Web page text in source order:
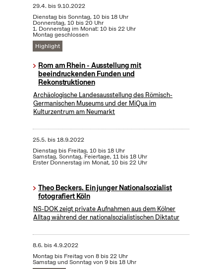
29.4. bis9.10.2022
Dienstag bis Sonntag, 10 bis 18 Uhr
Donnerstag, 10 bis 20 Uhr
1. Donnerstag im Monat: 10 bis 22 Uhr
Montag geschlossen
Highlight
Rom am Rhein - Ausstellung mit
beeindruckenden Funden und
Rekonstruktionen
Archäologische Landesausstellung des Römisch-
Germanischen Museums und der MiQua im
Kulturzentrum am Neumarkt
25.5. bis18.9.2022
Dienstag bis Freitag, 10 bis 18 Uhr
Samstag, Sonntag, Feiertage, 11 bis 18 Uhr
Erster Donnerstag im Monat, 10 bis 22 Uhr
Theo Beckers. Ein junger Nationalsozialist
fotografiert Köln
NS-DOK zeigt private Aufnahmen aus dem Kölner
Alltag während der nationalsozialistischen Diktatur
8.6. bis4.9.2022
Montag bis Freitag von 8 bis 22 Uhr
Samstag und Sonntag von 9 bis 18 Uhr